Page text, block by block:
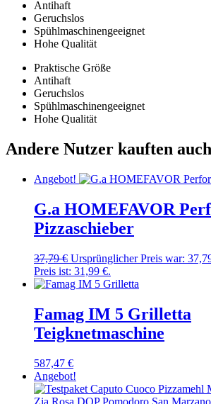
Antihaft
Geruchslos
Spühlmaschinengeeignet
Hohe Qualität
Praktische Größe
Antihaft
Geruchslos
Spühlmaschinengeeignet
Hohe Qualität
Andere Nutzer kauften auch
Angebot!
G.a HOMEFAVOR
Pizza­schieber
37,79€ Ursprünglicher Preis war:
Preis ist: 31,99 €.
Famag IM 5 Grilletta
Teigknetmaschine
587,47 €
Angebot!